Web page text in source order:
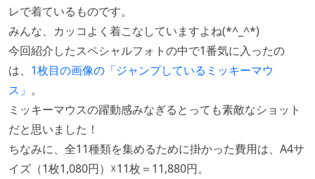
レで着ているものです。
みんな、カッコよく着こなしていますよね(*^_^*)
今回紹介したスペシャルフォトの中で1番気に入ったの
は、 1枚目の画像の「ジャンプしているミッキーマウ
ス」 。
ミッキーマウスの躍動感みなぎるとっても素敵なショット
だと思いました！
ちなみに、全11種類を集めるために掛かった費用は、A4サ
イズ（1枚1,080円）☓11枚＝11,880円。